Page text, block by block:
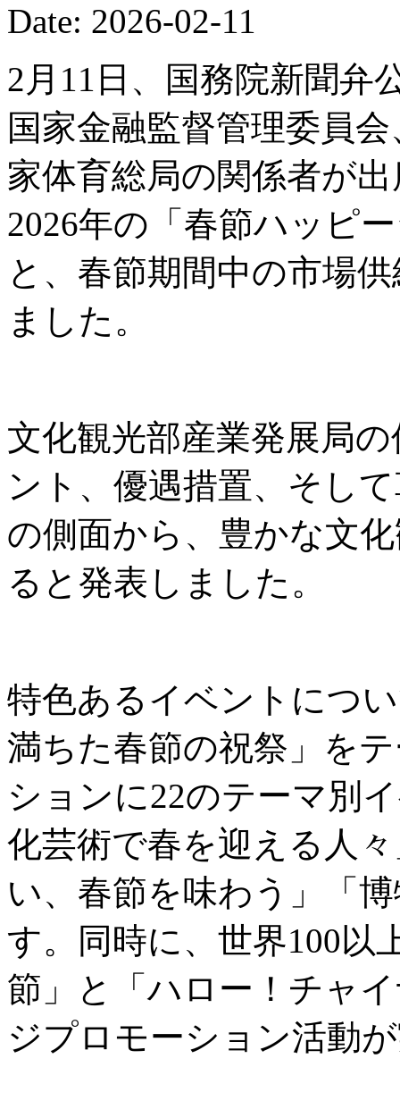
Date: 2026-02-11
2月11日、国務院新聞弁
国家金融監督管理委員
家体育総局の関係者が
2026年の「春節ハッピ
と、春節期間中の市場
ました。
文化観光部産業発展局
ント、優遇措置、そし
の側面から、豊かな文
ると発表しました。
特色あるイベントにつ
満ちた春節の祝祭」を
ションに22のテーマ別
化芸術で春を迎える人
い、春節を味わう」「
す。同時に、世界100以
節」と「ハロー！チャ
ジプロモーション活動